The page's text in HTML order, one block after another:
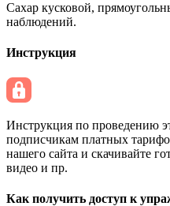
Сахар кусковой,
наблюдений.
Инструкция
Инструкция по проведению
подписчикам платных
нашего сайта и скачивайте
видео и пр.
Как получить доступ к